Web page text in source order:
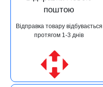
поштою
Відправка товару відбувається
протягом 1-3 днів